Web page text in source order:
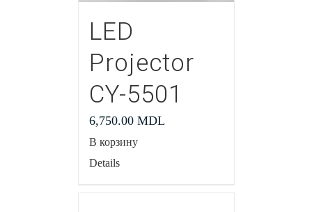
LED
Projector
CY-5501
6,750.00 MDL
В корзину
Details